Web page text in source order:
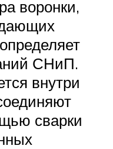
воронки,
СНиП.
внутри
сварки